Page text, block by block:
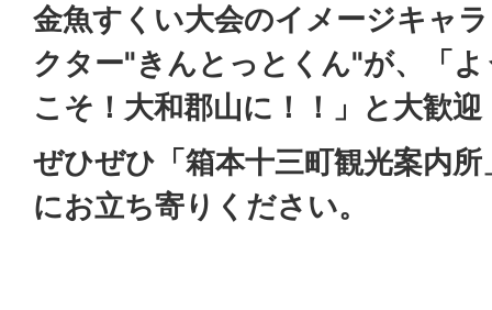
金魚すくい大会のイメージキャラ
クター"きんとっとくん"が、「よ
こそ！大和郡山に！！」と大歓迎
ぜひぜひ「箱本十三町観光案内所
にお立ち寄りください。